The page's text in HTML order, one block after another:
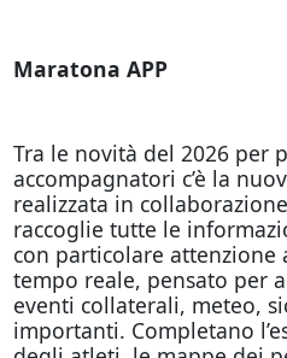
Maratona APP
Tra le novità del 2026 per
accompagnatori c’è la
realizzata in
raccoglie tutte le
con particolare
tempo reale, pensato per
eventi collaterali, meteo,
importanti. Completano